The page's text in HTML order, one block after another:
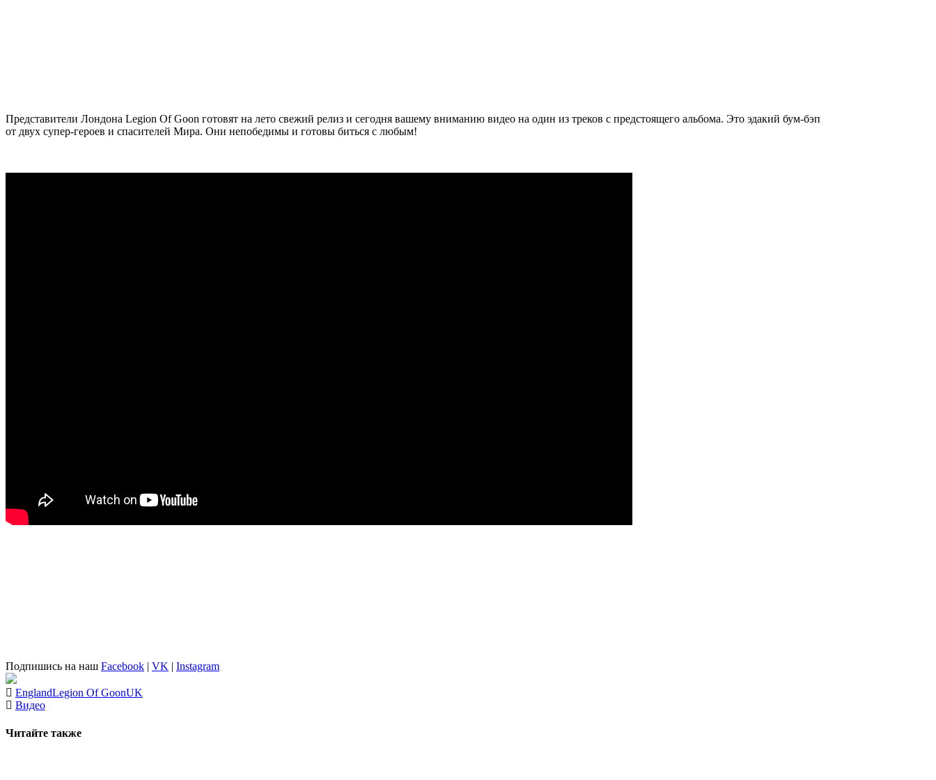
Представители Лондона Legion Of Goon готовят на лето свежий релиз и сегодня вашему вниманию видео на один из треков с предстоящего альбома. Это эдакий бум-бэп
от двух супер-героев и спасителей Мира. Они непобедимы и готовы биться с любым!
Подпишись на наш Facebook | VK | Instagram
EnglandLegion Of GoonUK
Видео
Читайте также